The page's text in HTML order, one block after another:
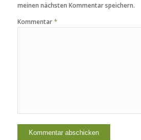
meinen nächsten Kommentar speichern.
Kommentar*